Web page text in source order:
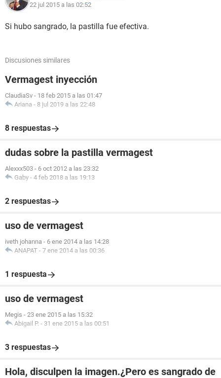
22 jul 2015 a las 02:52
Si hubo sangrado, la pastilla fue efectiva.
Discusiones similares
Vermagest inyección
ClaudiaSv - 18 feb 2015 a las 01:47
Ariana - 8 jul 2019 a las 22:48
8 respuestas
dudas sobre la pastilla vermagest
Alexxx503 - 6 oct 2012 a las 23:32
Gaby - 4 feb 2018 a las 19:13
2 respuestas
uso de vermagest
iveth johanna - 6 ene 2014 a las 14:28
ANAPAT - 7 ene 2014 a las 00:36
1 respuesta
uso de vermagest
Megis - 23 ene 2015 a las 15:32
Abigail P. - 31 ene 2015 a las 00:51
3 respuestas
Hola, disculpen la imagen.¿Pero es sangrado de